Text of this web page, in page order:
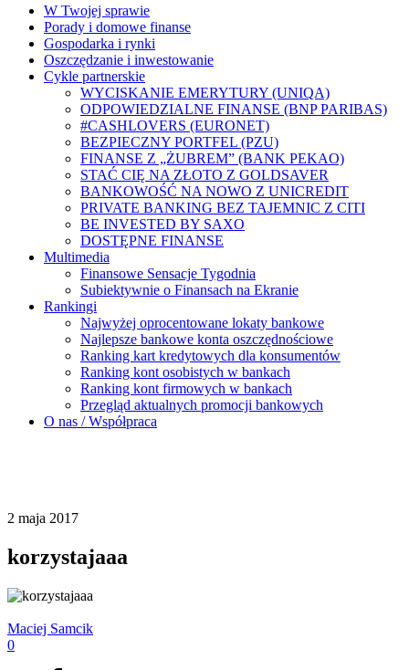
W Twojej sprawie
Porady i domowe finanse
Gospodarka i rynki
Oszczędzanie i inwestowanie
Cykle partnerskie
WYCISKANIE EMERYTURY (UNIQA)
ODPOWIEDZIALNE FINANSE (BNP PARIBAS)
#CASHLOVERS (EURONET)
BEZPIECZNY PORTFEL (PZU)
FINANSE Z „ŻUBREM” (BANK PEKAO)
STAĆ CIĘ NA ZŁOTO Z GOLDSAVER
BANKOWOŚĆ NA NOWO Z UNICREDIT
PRIVATE BANKING BEZ TAJEMNIC Z CITI
BE INVESTED BY SAXO
DOSTĘPNE FINANSE
Multimedia
Finansowe Sensacje Tygodnia
Subiektywnie o Finansach na Ekranie
Rankingi
Najwyżej oprocentowane lokaty bankowe
Najlepsze bankowe konta oszczędnościowe
Ranking kart kredytowych dla konsumentów
Ranking kont osobistych w bankach
Ranking kont firmowych w bankach
Przegląd aktualnych promocji bankowych
O nas / Współpraca
2 maja 2017
korzystajaaa
Maciej Samcik
0